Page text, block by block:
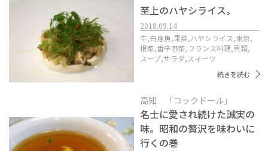
至上のハヤシライス。
2018.09.14
牛,白身魚,果菜,ハヤシライス,東京,
根菜,香辛野菜,フランス料理,貝類,
スープ,サラダ,スィーツ
続きを読む
高知 「コックドール」
名士に愛され続けた誠実の
味。昭和の贅沢を味わいに
行くの巻